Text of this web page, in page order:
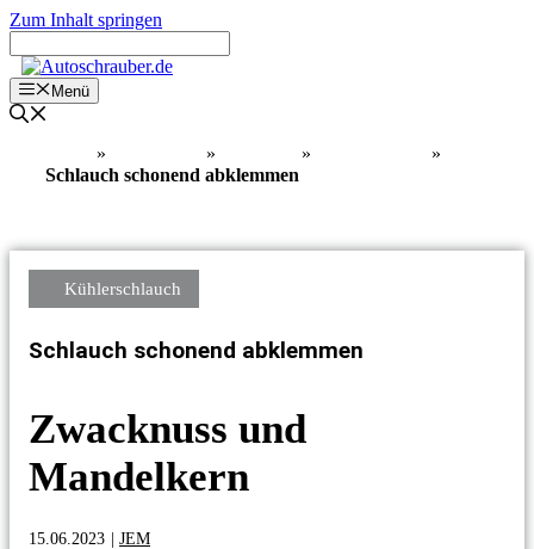
Zum Inhalt springen
Menü
» » »
»
Schlauch schonend abklemmen
Kühlerschlauch
Schlauch schonend abklemmen
Zwacknuss und
Mandelkern
15.06.2023 | JEM